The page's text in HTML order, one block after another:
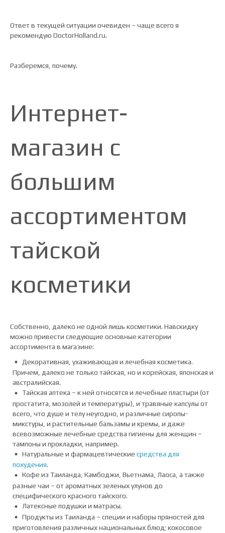
Ответ в текущей ситуации очевиден – чаще всего я
рекомендую DoctorHolland.ru.
Разберемся, почему.
Интернет-
магазин с
большим
ассортиментом
тайской
косметики
Собственно, далеко не одной лишь косметики. Навскидку
можно привести следующие основные категории
ассортимента в магазине:
Декоративная, ухаживающая и лечебная косметика.
Причем, далеко не только тайская, но и корейская, японская и
австралийская.
Тайская аптека – к ней относятся и лечебные пластыри (от
простатита, мозолей и температуры), и травяные капсулы от
всего, что душе и телу неугодно, и различные сиропы-
микстуры, и растительные бальзамы и кремы, и даже
всевозможные лечебные средства гигиены для женщин –
тампоны и прокладки, например.
Натуральные и фармацевтические средства для
похудения.
Кофе из Таиланда, Камбоджи, Вьетнама, Лаоса, а также
разные чаи – от ароматных зеленых улунов до
специфического красного тайского.
Латексные подушки и матрасы.
Продукты из Таиланда – специи и наборы пряностей для
приготовления различных национальных блюд; кокосовое